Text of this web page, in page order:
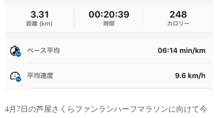
4月7日の芦屋さくらファンランハーフマラソンに向けて今